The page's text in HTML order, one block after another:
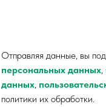
Отправляя данные, вы
персональных данных,
данных,
политики их обработки.